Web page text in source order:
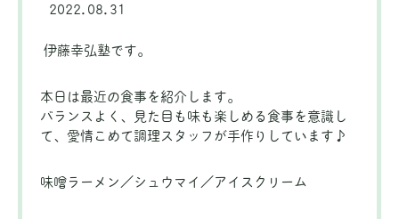
2022.08.31
伊藤幸弘塾です。
本日は最近の食事を紹介します。
バランスよく、見た目も味も楽しめる食事を意識し
て、愛情こめて調理スタッフが手作りしています♪
味噌ラーメン／シュウマイ／アイスクリーム